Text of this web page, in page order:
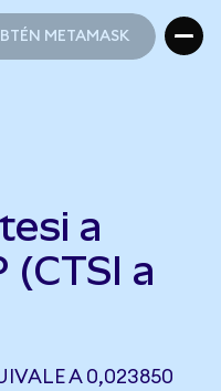
METAMASK
a
(CTSI a
A 0,023850